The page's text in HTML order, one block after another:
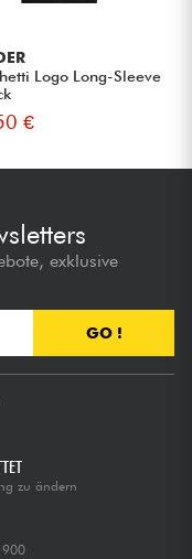
Logo Long-Sleeve
€
exklusive
GO !
zu ändern